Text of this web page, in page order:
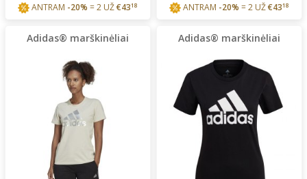
ANTRAM -20% = 2 UŽ€4318 ANTRAM -20% = 2 UŽ€4318
Adidas® marškinėliai Adidas® marškinėliai